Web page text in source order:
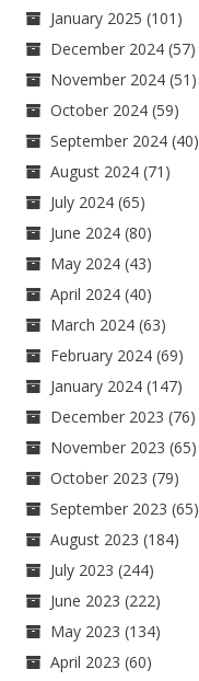
January 2025 (101)
December 2024 (57)
November 2024 (51)
October 2024 (59)
September 2024 (40)
August 2024 (71)
July 2024 (65)
June 2024 (80)
May 2024 (43)
April 2024 (40)
March 2024 (63)
February 2024 (69)
January 2024 (147)
December 2023 (76)
November 2023 (65)
October 2023 (79)
September 2023 (65)
August 2023 (184)
July 2023 (244)
June 2023 (222)
May 2023 (134)
April 2023 (60)